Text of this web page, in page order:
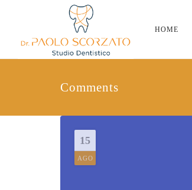
HOME
Comments
15
AGO